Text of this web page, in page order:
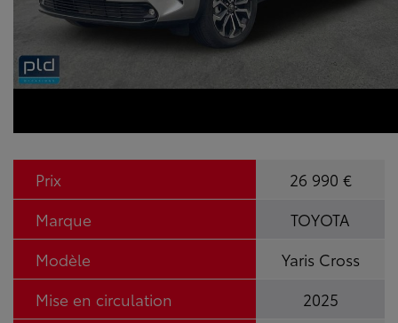
Prix
26 990 €
Marque
TOYOTA
Modèle
Yaris Cross
Mise en circulation
2025